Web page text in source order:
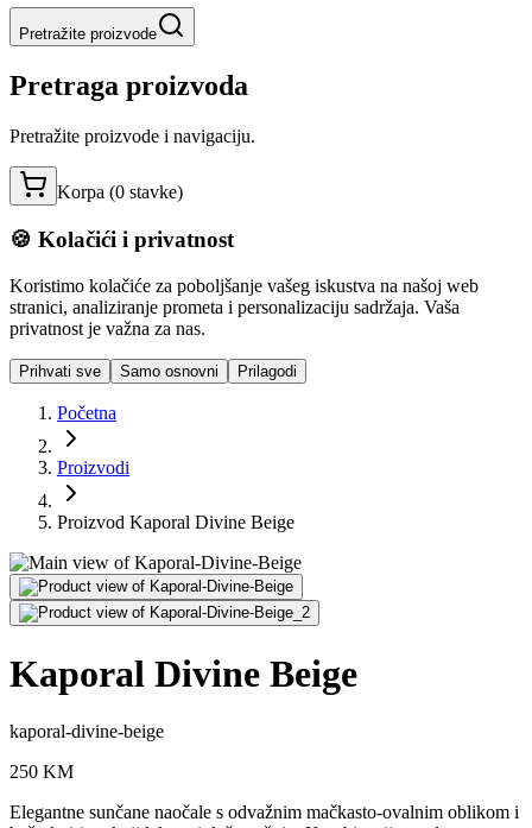
Pretražite proizvode
Pretraga proizvoda
Pretražite proizvode i navigaciju.
Korpa (0 stavke)
🍪 Kolačići i privatnost
Koristimo kolačiće za poboljšanje vašeg iskustva na našoj web
stranici, analiziranje prometa i personalizaciju sadržaja. Vaša
privatnost je važna za nas.
Prihvati sve Samo osnovni Prilagodi
Početna
Proizvodi
Proizvod Kaporal Divine Beige
Kaporal Divine Beige
kaporal-divine-beige
250 KM
Elegantne sunčane naočale s odvažnim mačkasto-ovalnim oblikom i